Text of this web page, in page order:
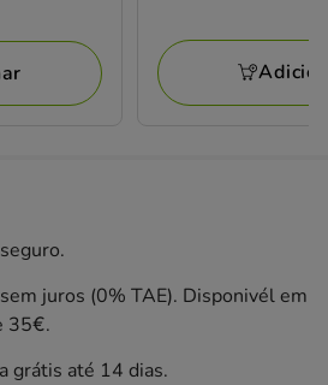
1
avaliações
juros (0% TAE). Disponivél em
35€.
grátis até 14 dias.